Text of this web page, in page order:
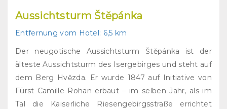
Aussichtsturm Štěpánka
Entfernung vom Hotel: 6,5 km
Der neugotische Aussichtsturm Štěpánka ist der
älteste Aussichtsturm des Isergebirges und steht auf
dem Berg Hvězda. Er wurde 1847 auf Initiative von
Fürst Camille Rohan erbaut – im selben Jahr, als im
Tal die Kaiserliche Riesengebirgsstraße errichtet